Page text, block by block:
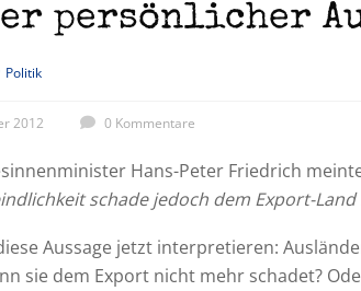
persönlicher
Politik
2012 0 Kommentare
Hans-Peter Friedrich
schade jedoch dem Export-
Aussage jetzt interpretieren:
sie dem Export nicht mehr schadet?